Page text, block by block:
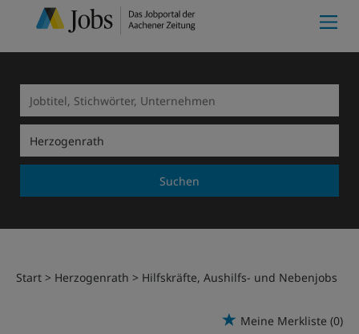
Suchen
Start Herzogenrath Hilfskräfte, Aushilfs- und Nebenjobs
Meine Merkliste (0)